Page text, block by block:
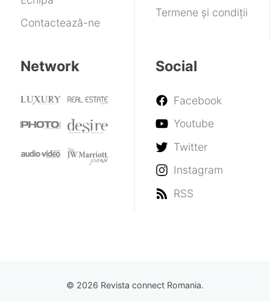
Contactează-ne
Termene și condiții
Network Social
Facebook
Youtube
Twitter
Instagram
RSS
© 2026 Revista connect Romania.